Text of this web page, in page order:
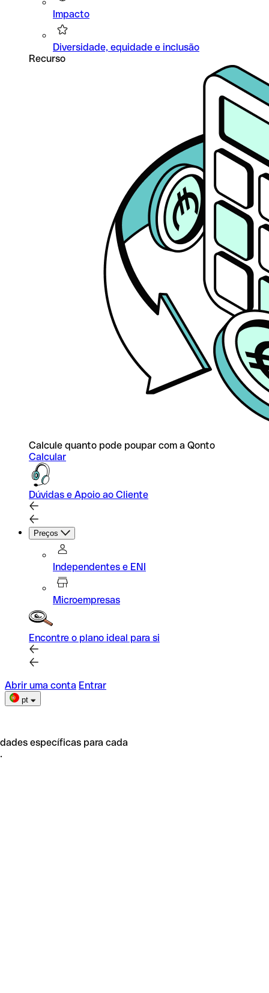
Impacto
Diversidade, equidade e inclusão
Recurso
Calcule quanto pode poupar com a Qonto
Calcular
Dúvidas e Apoio ao Cliente
Preços
Independentes e ENI
Microempresas
Encontre o plano ideal para si
Abrir uma conta Entrar
pt
específicas para cada